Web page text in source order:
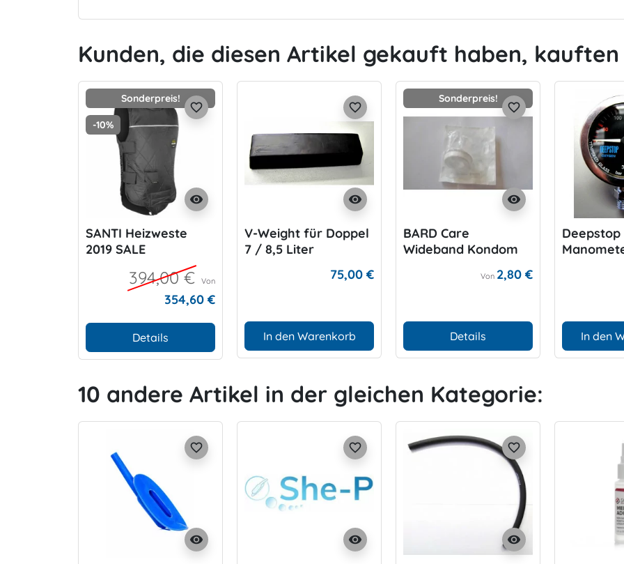
Kunden, die diesen Artikel gekauft haben, kauften
Sonderpreis!
-10%
visibility
favorite_border
SANTI Heizweste
2019 SALE
394,00 € Von
354,60 €
Details
visibility
favorite_border
V-Weight für Doppel
7 / 8,5 Liter
75,00 €
In den Warenkorb
Sonderpreis!
visibility
favorite_border
BARD Care
Wideband Kondom
Von 2,80 €
Details
Deepstop
In den
10 andere Artikel in der gleichen Kategorie:
visibility
favorite_border
visibility
favorite_border
visibility
favorite_border